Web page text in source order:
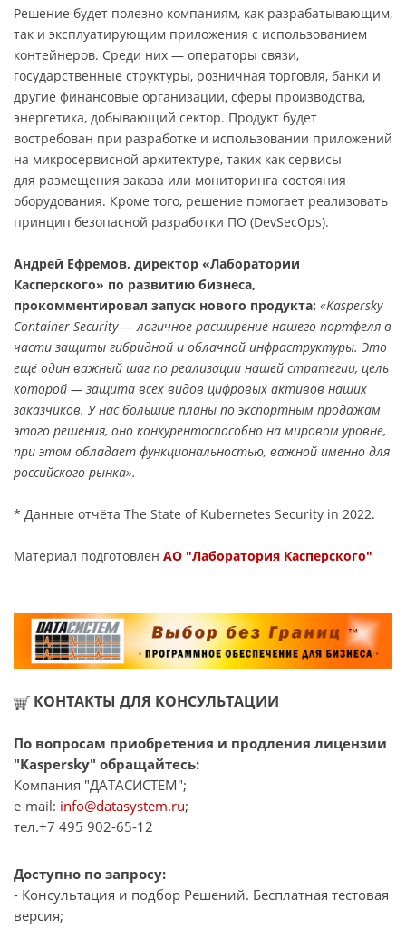
Решение будет полезно компаниям, как разрабатывающим,
так и эксплуатирующим приложения с использованием
контейнеров. Среди них — операторы связи,
государственные структуры, розничная торговля, банки и
другие финансовые организации, сферы производства,
энергетика, добывающий сектор. Продукт будет
востребован при разработке и использовании приложений
на микросервисной архитектуре, таких как сервисы
для размещения заказа или мониторинга состояния
оборудования. Кроме того, решение помогает реализовать
принцип безопасной разработки ПО (DevSecOps).
Андрей Ефремов, директор «Лаборатории
Касперского» по развитию бизнеса,
прокомментировал запуск нового продукта: «Kaspersky
Container Security — логичное расширение нашего портфеля в
части защиты гибридной и облачной инфраструктуры. Это
ещё один важный шаг по реализации нашей стратегии, цель
которой — защита всех видов цифровых активов наших
заказчиков. У нас большие планы по экспортным продажам
этого решения, оно конкурентоспособно на мировом уровне,
при этом обладает функциональностью, важной именно для
российского рынка».
* Данные отчёта The State of Kubernetes Security in 2022.
Материал подготовлен АО "Лаборатория Касперского"
КОНТАКТЫ ДЛЯ КОНСУЛЬТАЦИИ
По вопросам приобретения и продления лицензии
"Kaspersky" обращайтесь:
Компания "ДАТАСИСТЕМ";
e-mail: info@datasystem.ru;
тел.+7 495 902-65-12
Доступно по запросу:
- Консультация и подбор Решений. Бесплатная тестовая
версия;